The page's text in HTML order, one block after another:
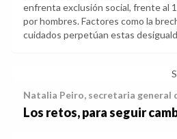
enfrenta exclusión social, frente al
por hombres. Factores como la
cuidados perpetúan estas
Natalia Peiro, secretaria general
Los retos, para seguir